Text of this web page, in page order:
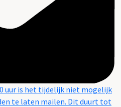
uur is het tijdelijk niet mogelijk
te laten mailen. Dit duurt tot